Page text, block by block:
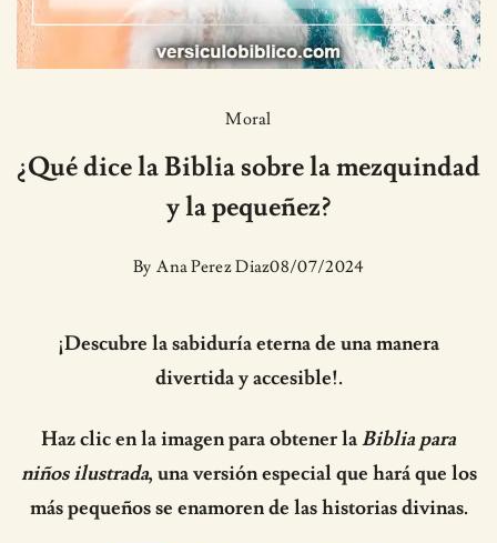
Moral
¿Qué dice la Biblia sobre la mezquindad
y la pequeñez?
By Ana Perez Diaz08/07/2024
¡Descubre la sabiduría eterna de una manera
divertida y accesible!.
Haz clic en la imagen para obtener laBiblia para
niños ilustrada, una versión especial que hará que los
más pequeños se enamoren de las historias divinas.